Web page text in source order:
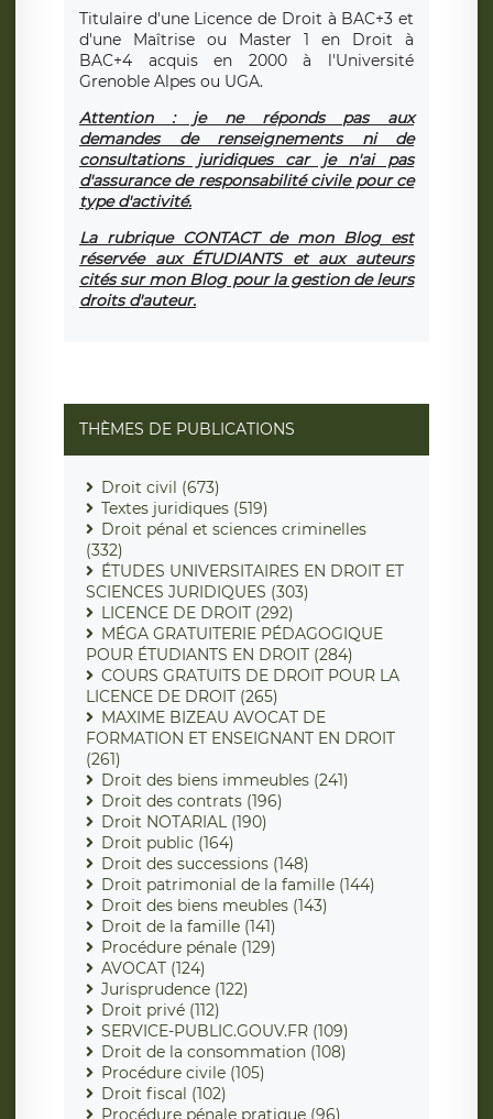
Titulaire d'une Licence de Droit à BAC+3 et
d'une Maîtrise ou Master 1 en Droit à
BAC+4 acquis en 2000 à l'Université
Grenoble Alpes ou UGA.
Attention : je ne réponds pas aux
demandes de renseignements ni de
consultations juridiques car je n'ai pas
d'assurance de responsabilité civile pour ce
type d'activité.
La rubrique CONTACT de mon Blog est
réservée aux ÉTUDIANTS et aux auteurs
cités sur mon Blog pour la gestion de leurs
droits d'auteur.
THÈMES DE PUBLICATIONS
Droit civil (673)
Textes juridiques (519)
Droit pénal et sciences criminelles
(332)
ÉTUDES UNIVERSITAIRES EN DROIT ET
SCIENCES JURIDIQUES (303)
LICENCE DE DROIT (292)
MÉGA GRATUITERIE PÉDAGOGIQUE
POUR ÉTUDIANTS EN DROIT (284)
COURS GRATUITS DE DROIT POUR LA
LICENCE DE DROIT (265)
MAXIME BIZEAU AVOCAT DE
FORMATION ET ENSEIGNANT EN DROIT
(261)
Droit des biens immeubles (241)
Droit des contrats (196)
Droit NOTARIAL (190)
Droit public (164)
Droit des successions (148)
Droit patrimonial de la famille (144)
Droit des biens meubles (143)
Droit de la famille (141)
Procédure pénale (129)
AVOCAT (124)
Jurisprudence (122)
Droit privé (112)
SERVICE-PUBLIC.GOUV.FR (109)
Droit de la consommation (108)
Procédure civile (105)
Droit fiscal (102)
Procédure pénale pratique (96)